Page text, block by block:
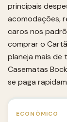
principais
acomodações,
caros nos
comprar o
planeja mais de
Casematas
se paga
ECONÔMICO